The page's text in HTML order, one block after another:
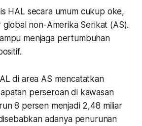
HAL secara umum cukup oke,
non-Amerika Serikat (AS).
menjaga pertumbuhan
di area AS mencatatkan
perseroan di kawasan
8 persen menjadi 2,48 miliar
adanya penurunan